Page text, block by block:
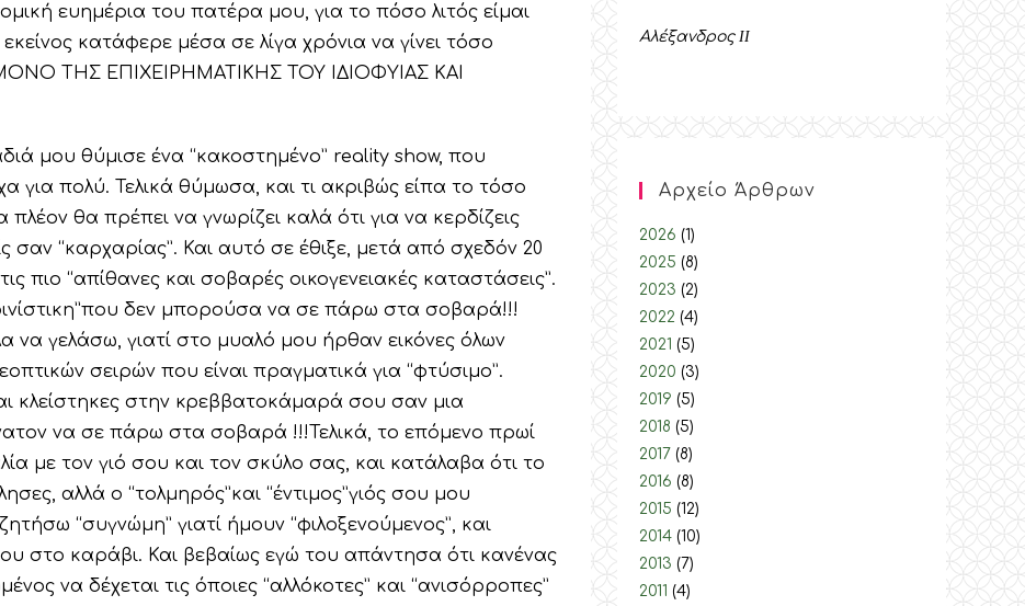
ευημέρια του πατέρα μου, για το πόσο λιτός είμαι
κατάφερε μέσα σε λίγα χρόνια να γίνει τόσο
ΤΗΣ ΕΠΙΧΕΙΡΗΜΑΤΙΚΗΣ ΤΟΥ ΙΔΙΟΦΥΙΑΣ ΚΑΙ
μου θύμισε ένα “κακοστημένο” reality show, που
για πολύ. Τελικά θύμωσα, και τι ακριβώς είπα το τόσο
θα πρέπει να γνωρίζει καλά ότι για να κερδίζεις
σαν “καρχαρίας”. Και αυτό σε έθιξε, μετά από σχεδόν 20
πιο “απίθανες και σοβαρές οικογενειακές καταστάσεις”.
δεν μπορούσα να σε πάρω στα σοβαρά!!!
να γελάσω, γιατί στο μυαλό μου ήρθαν εικόνες όλων
σειρών που είναι πραγματικά για “φτύσιμο”.
κλείστηκες στην κρεββατοκάμαρά σου σαν μια
να σε πάρω στα σοβαρά !!!Τελικά, το επόμενο πρωί
με τον γιό σου και τον σκύλο σας, και κατάλαβα ότι το
αλλά ο “τολμηρός”και “έντιμος”γιός σου μου
“συγνώμη” γιατί ήμουν “φιλοξενούμενος”, και
στο καράβι. Και βεβαίως εγώ του απάντησα ότι κανένας
να δέχεται τις όποιες “αλλόκοτες” και “ανισόρροπες”
Αλέξανδρος II
Αρχείο Άρθρων
2026 (1)
2025 (8)
2023 (2)
2022 (4)
2021 (5)
2020 (3)
2019 (5)
2018 (5)
2017 (8)
2016 (8)
2015 (12)
2014 (10)
2013 (7)
2011 (4)